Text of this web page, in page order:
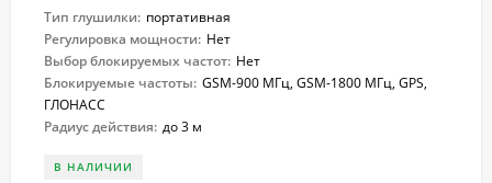
Тип глушилки: портативная
Регулировка мощности: Нет
Выбор блокируемых частот: Нет
Блокируемые частоты: GSM-900 МГц, GSM-1800 МГц, GPS,
ГЛОНАСС
Радиус действия: до 3 м
В НАЛИЧИИ